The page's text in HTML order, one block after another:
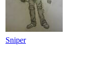
Sniper